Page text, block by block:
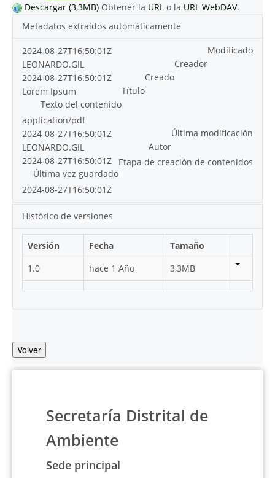
Descargar (3,3MB) Obtener la URL o la URL WebDAV.
Metadatos extraídos automáticamente
Modificado
2024-08-27T16:50:01Z
Creador
LEONARDO.GIL
Creado
2024-08-27T16:50:01Z
Título
Lorem Ipsum
Texto del contenido
application/pdf
Última modificación
2024-08-27T16:50:01Z
Autor
LEONARDO.GIL
Etapa de creación de contenidos
2024-08-27T16:50:01Z
Última vez guardado
2024-08-27T16:50:01Z
Histórico de versiones
Versión Fecha
Tamaño
1.0
hace 1 Año 3,3MB
Volver
Secretaría Distrital de
Ambiente
Sede principal